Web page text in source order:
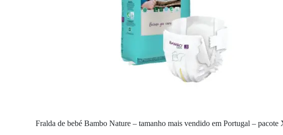
Fralda de bebé Bambo Nature – tamanho mais vendido em Portugal – pacote